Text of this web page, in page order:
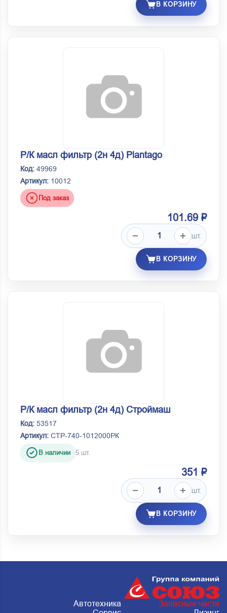
В КОРЗИНУ
Р/К масл фильтр (2н 4д) Plantago
Код: 49969
Артикул: 10012
Под заказ
101.69 ₽
шт.
В КОРЗИНУ
Р/К масл фильтр (2н 4д) Строймаш
Код: 53517
Артикул: СТР-740-1012000РК
В наличии 5 шт.
351 ₽
шт.
В КОРЗИНУ
Автотехника
Запасные части